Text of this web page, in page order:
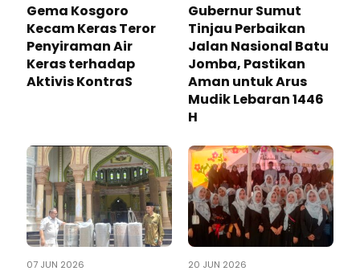
Gema Kosgoro
Kecam Keras Teror
Penyiraman Air
Keras terhadap
Aktivis KontraS
Gubernur Sumut
Tinjau Perbaikan
Jalan Nasional Batu
Jomba, Pastikan
Aman untuk Arus
Mudik Lebaran 1446
H
07 JUN 2026 20 JUN 2026